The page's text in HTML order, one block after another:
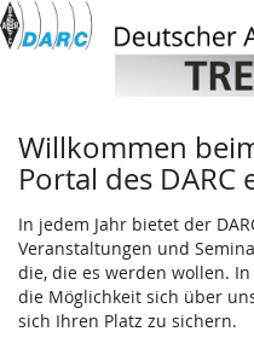
Zum
Haupt-
Deutscher
Amateur-
Radio-
Club
e.
V.
Willkommen
Portal des DARC
In jedem Jahr bietet der
Veranstaltungen und
die, die es werden wollen.
die Möglichkeit sich über
sich Ihren Platz zu sichern.